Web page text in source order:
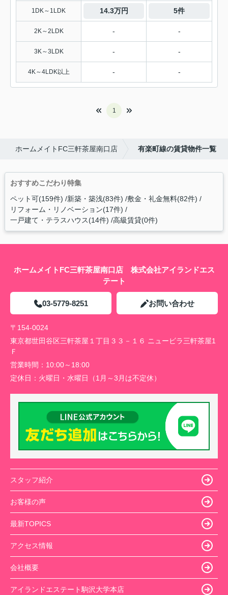
1DK～1LDK 14.3万円 5件
2K～2LDK - -
3K～3LDK - -
4K～4LDK以上 - -
1
ホームメイトFC三軒茶屋南口店 有楽町線の賃貸物件一覧
おすすめこだわり特集
ペット可(159件) 新築・築浅(83件) 敷金・礼金無料(82件)
リフォーム・リノベーション(17件)
一戸建て・テラスハウス(14件) 高級賃貸(0件)
ホームメイトFC三軒茶屋南口店 株式会社アイランドエス
テート
03-5779-8251 お問い合わせ
〒154-0024
東京都世田谷区三軒茶屋１丁目３３－１６ ニュービラ三軒茶屋1
Ｆ
営業時間： 10:00～18:00
定休日： 火曜日・水曜日（1月～3月は不定休）
スタッフ紹介
お客様の声
最新TOPICS
アクセス情報
会社概要
アイランドエステート駒沢大学本店